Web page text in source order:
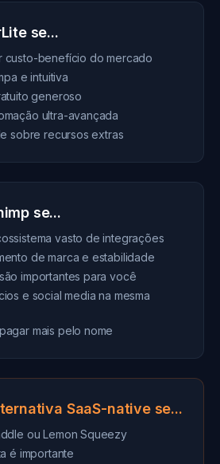
se...
custo-benefício do mercado
e intuitiva
generoso
ultra-avançada
sobre recursos extras
se...
vasto de integrações
de marca e estabilidade
importantes para você
e social media na mesma
mais pelo nome
SaaS-native se...
ou Lemon Squeezy
é importante